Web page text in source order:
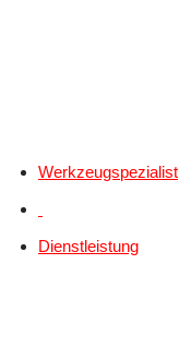
Werkzeugspezialist
Dienstleistung